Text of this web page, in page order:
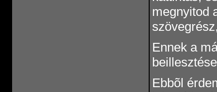
megnyitod
Ennek a
Ebbõl